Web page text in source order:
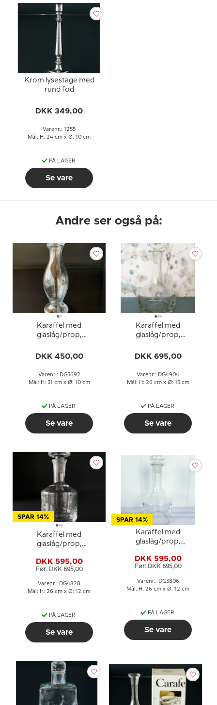
Krom lysestage med
rund fod
DKK 349,00
Varenr.: 1255
Mål: H: 24 cm x Ø: 10 cm
PÅ LAGER
Se vare
Andre ser også på:
Karaffel med
glaslåg/prop,
DKK 450,00
Varenr.: DG3692
Mål: H: 31 cm x Ø: 10 cm
PÅ LAGER
Se vare
Karaffel med
glaslåg/prop,
DKK 695,00
Varenr.: DG4904
Mål: H: 26 cm x Ø: 15 cm
PÅ LAGER
Se vare
SPAR 14%
Karaffel med
glaslåg/prop,
DKK 595,00
Før: DKK 695,00
Varenr.: DG4828
Mål: H: 26 cm x Ø: 12 cm
PÅ LAGER
Se vare
SPAR 14%
Karaffel med
glaslåg/prop,
DKK 595,00
Før: DKK 695,00
Varenr.: DG3806
Mål: H: 26 cm x Ø: 12 cm
PÅ LAGER
Se vare